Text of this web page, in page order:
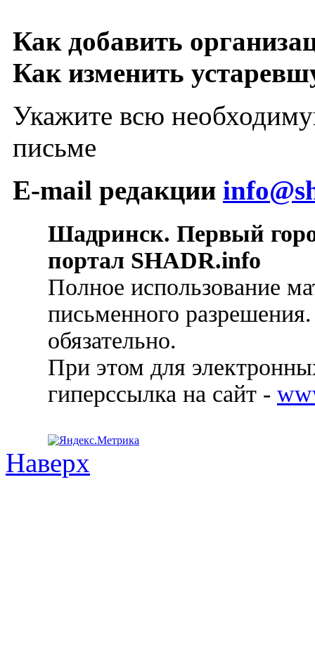
Как добавить
Как изменить
Укажите всю
письме
E-mail редакции
Шадринск. Первый
портал SHADR.info
Полное использование
письменного
обязательно.
При этом для
гиперссылка на сайт -
Наверх